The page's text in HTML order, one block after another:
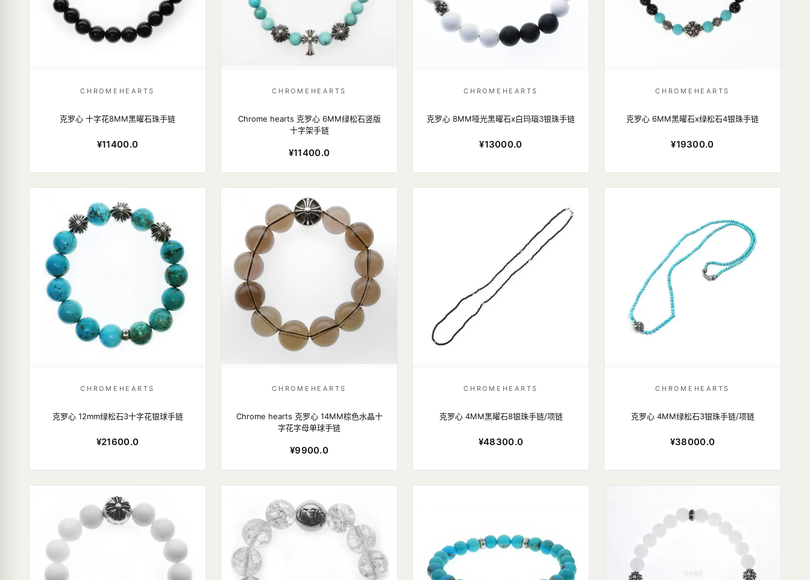
CHROMEHEARTS
克罗心 十字花8MM黑曜石珠手链
¥11400.0
CHROMEHEARTS
Chrome hearts 克罗心 6MM绿松石竖版
十字架手链
¥11400.0
CHROMEHEARTS
克罗心 8MM哑光黑曜石x白玛瑙3银珠手链
¥13000.0
CHROMEHEARTS
克罗心 6MM黑曜石x绿松石4银珠手链
¥19300.0
CHROMEHEARTS
克罗心 12mm绿松石3十字花银球手链
¥21600.0
CHROMEHEARTS
Chrome hearts 克罗心 14MM棕色水晶十
字花字母单球手链
¥9900.0
CHROMEHEARTS
克罗心 4MM黑曜石8银珠手链/项链
¥48300.0
CHROMEHEARTS
克罗心 4MM绿松石3银珠手链/项链
¥38000.0